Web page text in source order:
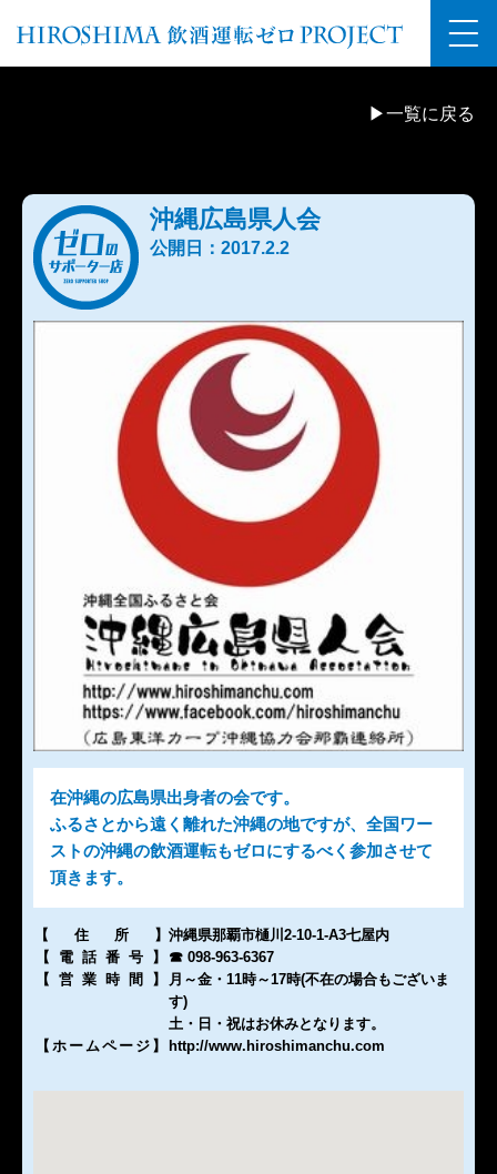
▶一覧に戻る
沖縄広島県人会
公開日：2017.2.2
在沖縄の広島県出身者の会です。
ふるさとから遠く離れた沖縄の地ですが、全国ワー
ストの沖縄の飲酒運転もゼロにするべく参加させて
頂きます。
【住所 】 沖縄県那覇市樋川2-10-1-A3七屋内
【電話番号
】
☎ 098-963-6367
【営業時間
】
月～金・11時～17時(不在の場合もございま
す)
土・日・祝はお休みとなります。
【ホームページ 】 http://www.hiroshimanchu.com